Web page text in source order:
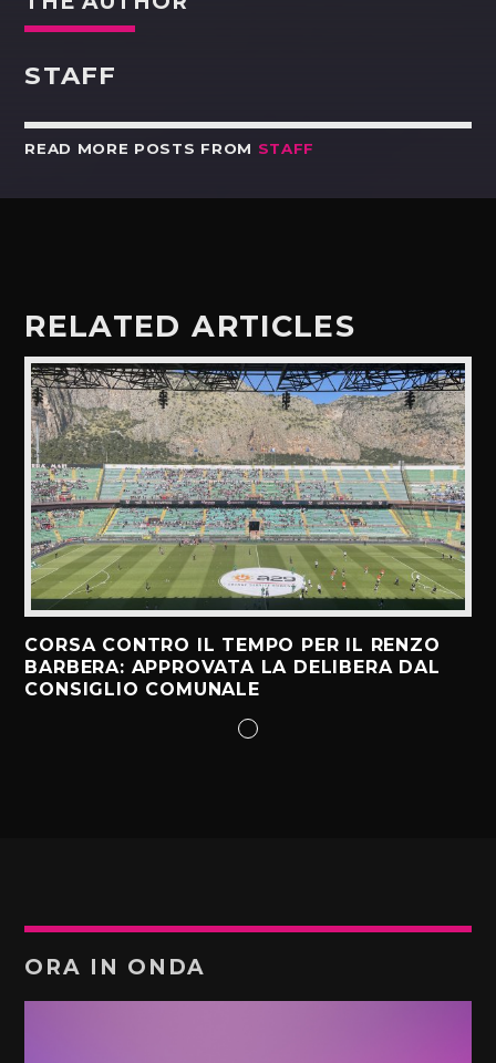
STAFF
READ MORE POSTS FROM STAFF
RELATED ARTICLES
CORSA CONTRO IL TEMPO PER IL RENZO
BARBERA: APPROVATA LA DELIBERA DAL
CONSIGLIO COMUNALE
ORA IN ONDA